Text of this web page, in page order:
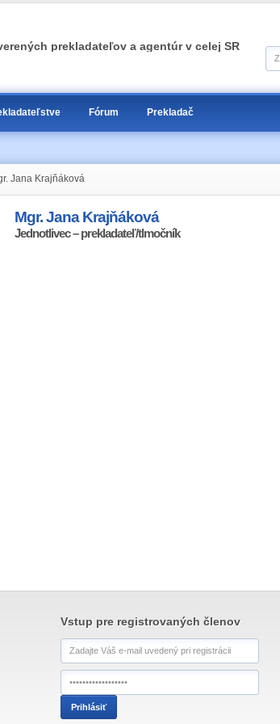
prekladateľov a agentúr v celej SR
Fórum Prekladač
Jana Krajňáková
Mgr. Jana Krajňáková
Jednotlivec – prekladateľ/tlmočník
Vstup pre registrovaných členov